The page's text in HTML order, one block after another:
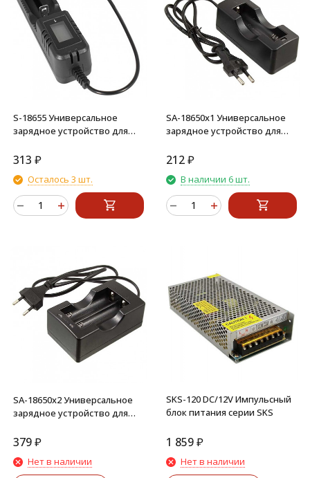
S-18655 Универсальное
зарядное устройство для
313 ₽
Осталось 3 шт.
SA-18650x1 Универсальное
зарядное устройство для
212₽
В наличии 6 шт.
SA-18650x2 Универсальное
зарядное устройство для
379₽
Нет в наличии
SKS-120 DC/12V Импульсный
блок питания серии SKS
1 859₽
Нет в наличии